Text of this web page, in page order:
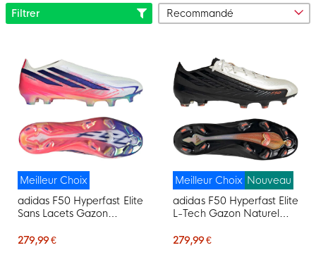
Filtrer
Meilleur Choix
adidas F50 Hyperfast Elite
Sans Lacets Gazon
Foot (FG) Blanc Mauve
279,99 €
Meilleur Choix Nouveau
adidas F50 Hyperfast Elite
L-Tech Gazon Naturel
Noir Blanc Orange
279,99 €